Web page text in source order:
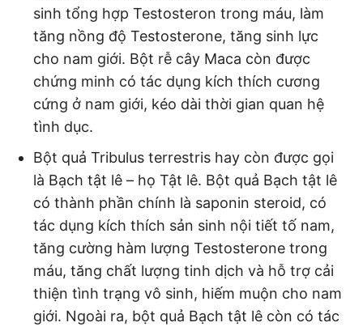
sinh tổng hợp Testosteron trong máu, làm
tăng nồng độ Testosterone, tăng sinh lực
cho nam giới. Bột rễ cây Maca còn được
chứng minh có tác dụng kích thích cương
cứng ở nam giới, kéo dài thời gian quan hệ
tình dục.
Bột quả Tribulus terrestris hay còn được gọi
là Bạch tật lê – họ Tật lê. Bột quả Bạch tật lê
có thành phần chính là saponin steroid, có
tác dụng kích thích sản sinh nội tiết tố nam,
tăng cường hàm lượng Testosterone trong
máu, tăng chất lượng tinh dịch và hỗ trợ cải
thiện tình trạng vô sinh, hiếm muộn cho nam
giới. Ngoài ra, bột quả Bạch tật lê còn có tác